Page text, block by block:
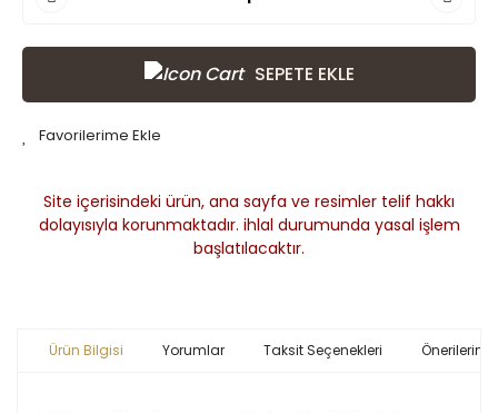
SEPETE EKLE
Site içerisindeki ürün, ana sayfa ve resimler telif hakkı
dolayısıyla korunmaktadır. ihlal durumunda yasal işlem
başlatılacaktır.
Ürün Bilgisi Yorumlar Taksit Seçenekleri Önerileriniz